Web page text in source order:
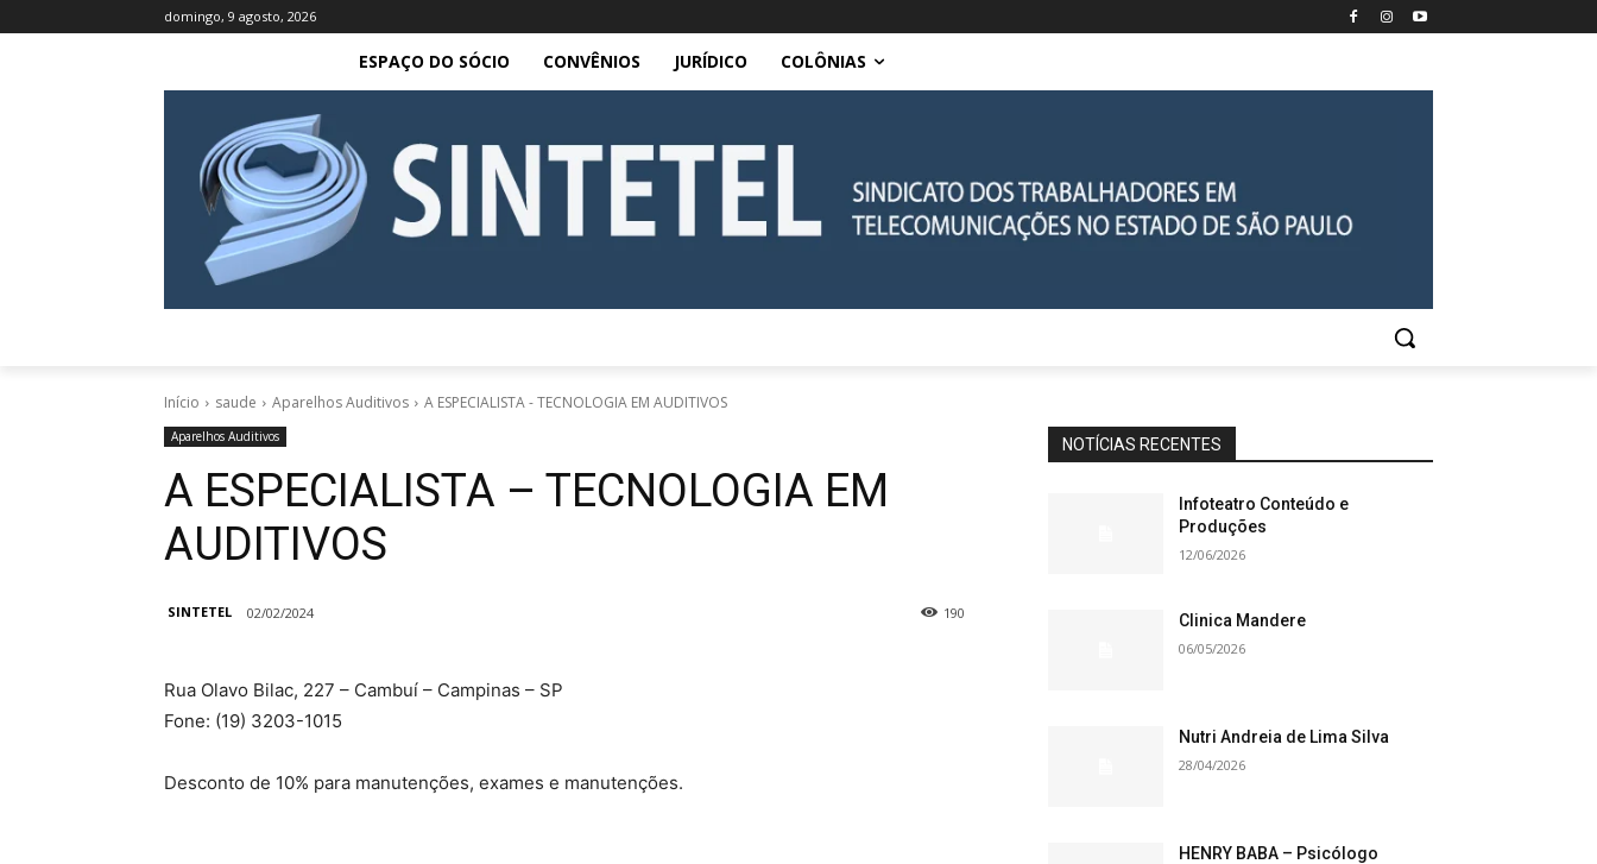
domingo, 9 agosto, 2026
ESPAÇO DO SÓCIO CONVÊNIOS JURÍDICO COLÔNIAS
Início saude Aparelhos Auditivos A ESPECIALISTA - TECNOLOGIA EM AUDITIVOS
Aparelhos Auditivos
A ESPECIALISTA – TECNOLOGIA EM
AUDITIVOS
SINTETEL 02/02/2024 190
Rua Olavo Bilac, 227 – Cambuí – Campinas – SP
Fone: (19) 3203-1015
Desconto de 10% para manutenções, exames e manutenções.
NOTÍCIAS RECENTES
Infoteatro Conteúdo e
Produções
12/06/2026
Clinica Mandere
06/05/2026
Nutri Andreia de Lima Silva
28/04/2026
HENRY BABA – Psicólogo